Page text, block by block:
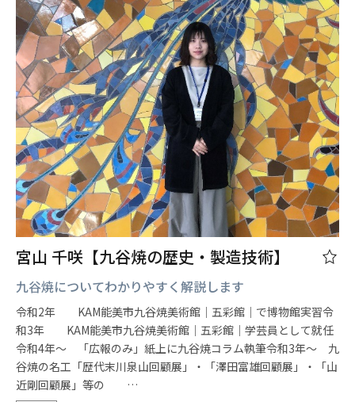
宮山 千咲【九谷焼の歴史・製造技術】
九谷焼についてわかりやすく解説します
令和2年 KAM能美市九谷焼美術館｜五彩館｜で博物館実習令
和3年 KAM能美市九谷焼美術館｜五彩館｜学芸員として就任
令和4年～ 「広報のみ」紙上に九谷焼コラム執筆令和3年～ 九
谷焼の名工「歴代末川泉山回顧展」・「澤田富雄回顧展」・「山
近剛回顧展」等の …